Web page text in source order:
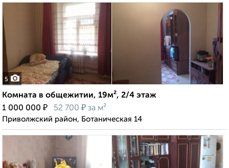
5
Комната в общежитии, 19м², 2/4 этаж
1 000 000 ₽ 52 700 ₽ за м²
Приволжский район, Ботаническая 14